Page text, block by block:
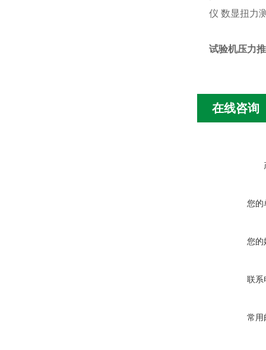
仪 数显扭力
试验机压力
在线咨询
您的
您的
联系
常用